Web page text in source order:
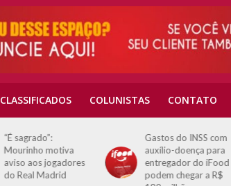
CLASSIFICADOS COLUNISTAS CONTATO
“É sagrado”:
Mourinho motiva
aviso aos jogadores
do Real Madrid
Gastos do INSS com
auxílio-doença para
entregador do iFood
podem chegar a R$